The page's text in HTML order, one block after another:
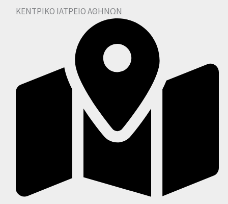
ΚΕΝΤΡΙΚΟ ΙΑΤΡΕΙΟ ΑΘΗΝΩΝ